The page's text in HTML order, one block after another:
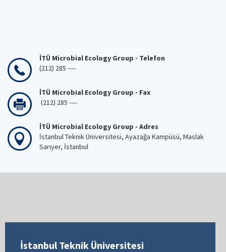
İTÜ Microbial Ecology Group - Telefon
(212) 285 ----
İTÜ Microbial Ecology Group - Fax
(212) 285 ----
İTÜ Microbial Ecology Group - Adres
İstanbul Teknik Üniversitesi, Ayazağa Kampüsü, Maslak
Sarıyer, İstanbul
İstanbul Teknik Üniversitesi